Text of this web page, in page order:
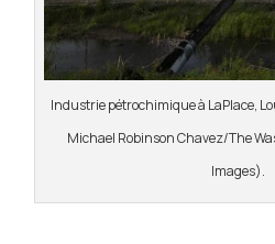
Industrie pétrochimique à LaPlace,
Michael Robinson Chavez/The
Images).